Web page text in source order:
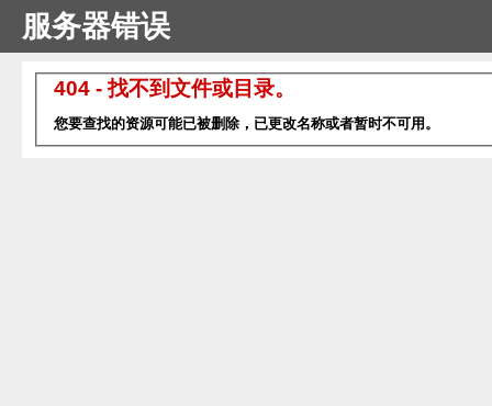
服务器错误
404 - 找不到文件或目录。
您要查找的资源可能已被删除，已更改名称或者暂时不可用。